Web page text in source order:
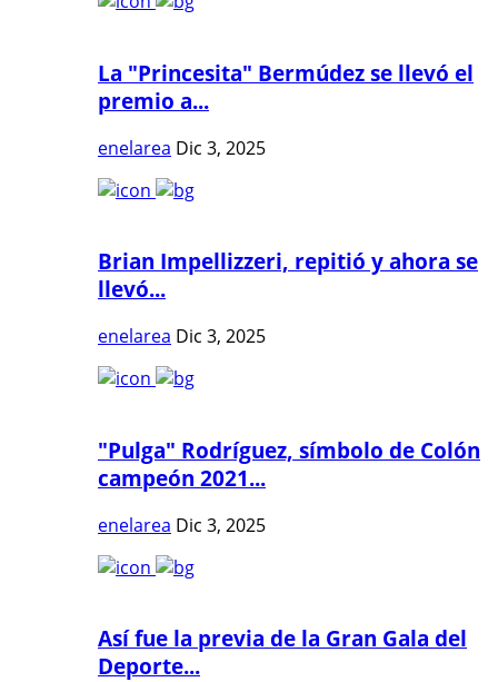
La "Princesita" Bermúdez se llevó el
premio a...
enelarea Dic 3, 2025
Brian Impellizzeri, repitió y ahora se
llevó...
enelarea Dic 3, 2025
"Pulga" Rodríguez, símbolo de Colón
campeón 2021...
enelarea Dic 3, 2025
Así fue la previa de la Gran Gala del
Deporte...